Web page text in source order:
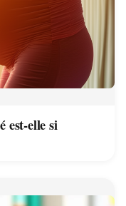
est-elle si